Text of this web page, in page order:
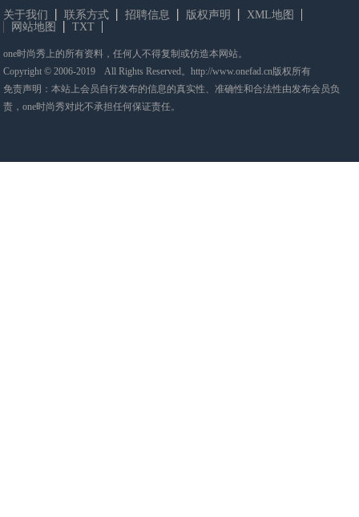
关于我们 联系方式 招聘信息 版权声明
XML地图
网站地图
TXT
one时尚秀上的所有资料，任何人不得复制或仿造本网站。
Copyright © 2006-2019 All Rights Reserved。http://www.onefad.cn版权所有
免责声明：本站上会员自行发布的信息的真实性、准确性和合法性由发布会员负
责，one时尚秀对此不承担任何保证责任。